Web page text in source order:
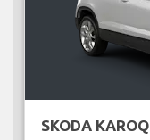
SKODA KAROQ